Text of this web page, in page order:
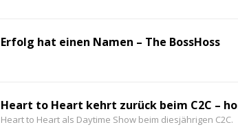
Erfolg hat einen Namen – The BossHoss
Heart to Heart kehrt zurück beim C2C –
Heart to Heart als Daytime Show beim diesjährigen C2C.